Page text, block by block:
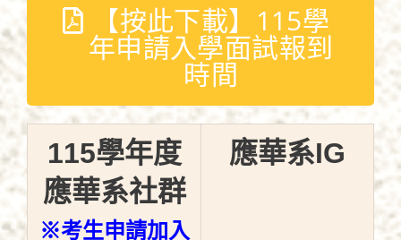
【按此下載】115學
年申請入學面試報到
時間
115學年度
應華系社群
※考生申請加入
應華系IG